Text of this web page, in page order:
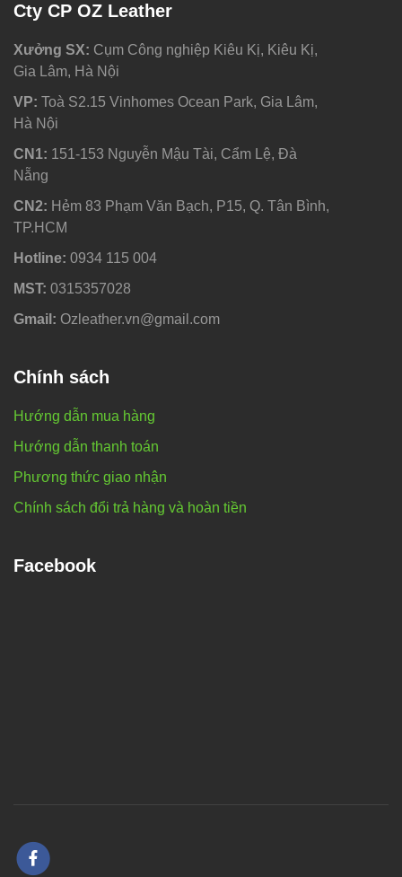
Cty CP OZ Leather
Xưởng SX: Cụm Công nghiệp Kiêu Kị, Kiêu Kị,
Gia Lâm, Hà Nội
VP: Toà S2.15 Vinhomes Ocean Park, Gia Lâm,
Hà Nội
CN1: 151-153 Nguyễn Mậu Tài, Cẩm Lệ, Đà
Nẵng
CN2: Hẻm 83 Phạm Văn Bạch, P15, Q. Tân Bình,
TP.HCM
Hotline: 0934 115 004
MST: 0315357028
Gmail: Ozleather.vn@gmail.com
Chính sách
Hướng dẫn mua hàng
Hướng dẫn thanh toán
Phương thức giao nhận
Chính sách đổi trả hàng và hoàn tiền
Facebook